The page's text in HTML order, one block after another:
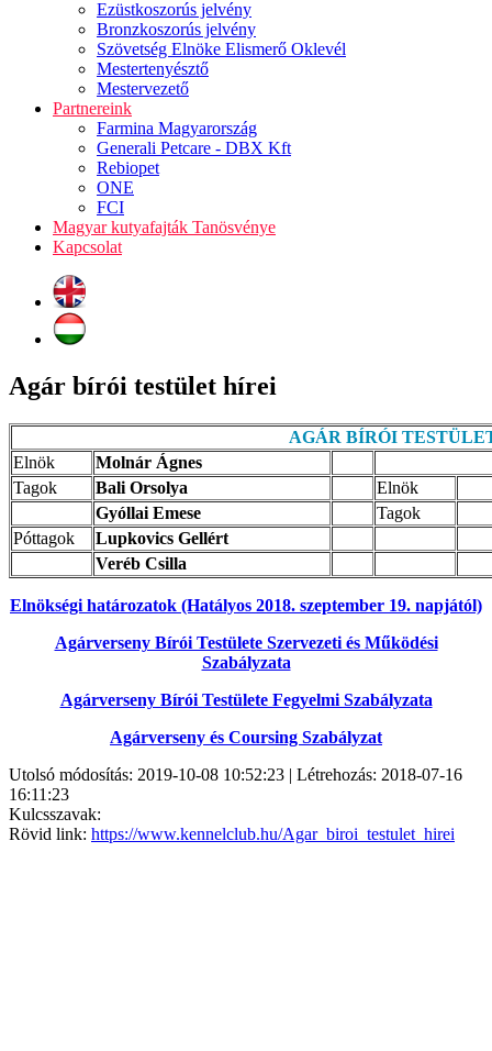
Ezüstkoszorús jelvény
Bronzkoszorús jelvény
Szövetség Elnöke Elismerő Oklevél
Mestertenyésztő
Mestervezető
Partnereink
Farmina Magyarország
Generali Petcare - DBX Kft
Rebiopet
ONE
FCI
Magyar kutyafajták Tanösvénye
Kapcsolat
Agár bírói testület hírei
AGÁR BÍRÓI
Elnök
Molnár Ágnes
Tagok
Bali Orsolya
Elnök
Gyóllai Emese
Tagok
Póttagok
Lupkovics Gellért
Veréb Csilla
Elnökségi határozatok (Hatályos 2018. szeptember 19. napjától)
Agárverseny Bírói Testülete Szervezeti és Működési
Szabályzata
Agárverseny Bírói Testülete Fegyelmi Szabályzata
Agárverseny és Coursing Szabályzat
Utolsó módosítás: 2019-10-08 10:52:23 | Létrehozás: 2018-07-16
16:11:23
Kulcsszavak:
Rövid link: https://www.kennelclub.hu/Agar_biroi_testulet_hirei